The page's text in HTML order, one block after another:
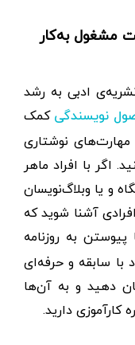
مشغول به‌کار
ادبی به رشد
نویسندگی کمک
مهارت‌های نوشتاری
اگر با افراد ماهر
و یا وبلاگ‌نویسان
آشنا شوید که
پیوستن به روزنامه
با سابقه و حرفه‌ای
دهید و به آن‌ها
کارآموزی دارید.